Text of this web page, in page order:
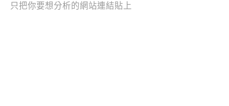
只把你要想分析的網站連結貼上